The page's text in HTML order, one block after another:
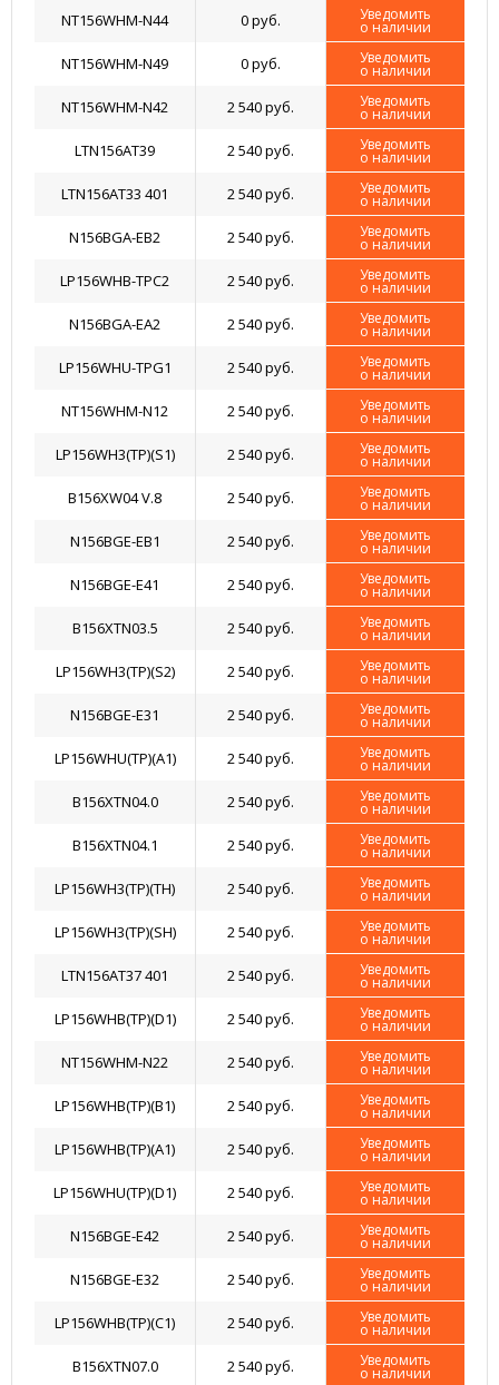
NT156WHM-N44 0 руб. Уведомить
о наличии
NT156WHM-N49 0 руб. Уведомить
о наличии
NT156WHM-N42 2 540 руб. Уведомить
о наличии
LTN156AT39 2 540 руб. Уведомить
о наличии
LTN156AT33 401 2 540 руб. Уведомить
о наличии
N156BGA-EB2 2 540 руб. Уведомить
о наличии
LP156WHB-TPC2 2 540 руб. Уведомить
о наличии
N156BGA-EA2 2 540 руб. Уведомить
о наличии
LP156WHU-TPG1 2 540 руб. Уведомить
о наличии
NT156WHM-N12 2 540 руб. Уведомить
о наличии
LP156WH3(TP)(S1) 2 540 руб. Уведомить
о наличии
B156XW04 V.8 2 540 руб. Уведомить
о наличии
N156BGE-EB1 2 540 руб. Уведомить
о наличии
N156BGE-E41 2 540 руб. Уведомить
о наличии
B156XTN03.5 2 540 руб. Уведомить
о наличии
LP156WH3(TP)(S2) 2 540 руб. Уведомить
о наличии
N156BGE-E31 2 540 руб. Уведомить
о наличии
LP156WHU(TP)(A1) 2 540 руб. Уведомить
о наличии
B156XTN04.0 2 540 руб. Уведомить
о наличии
B156XTN04.1 2 540 руб. Уведомить
о наличии
LP156WH3(TP)(TH) 2 540 руб. Уведомить
о наличии
LP156WH3(TP)(SH) 2 540 руб. Уведомить
о наличии
LTN156AT37 401 2 540 руб. Уведомить
о наличии
LP156WHB(TP)(D1) 2 540 руб. Уведомить
о наличии
NT156WHM-N22 2 540 руб. Уведомить
о наличии
LP156WHB(TP)(B1) 2 540 руб. Уведомить
о наличии
LP156WHB(TP)(A1) 2 540 руб. Уведомить
о наличии
LP156WHU(TP)(D1) 2 540 руб. Уведомить
о наличии
N156BGE-E42 2 540 руб. Уведомить
о наличии
N156BGE-E32 2 540 руб. Уведомить
о наличии
LP156WHB(TP)(C1) 2 540 руб. Уведомить
о наличии
B156XTN07.0 2 540 руб. Уведомить
о наличии